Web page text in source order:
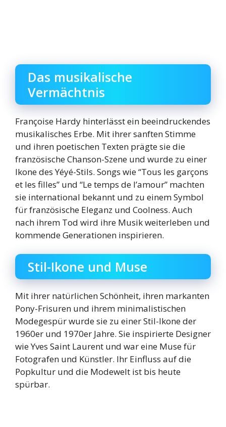
Das musikalische
Vermächtnis
Françoise Hardy hinterlässt ein beeindruckendes
musikalisches Erbe. Mit ihrer sanften Stimme
und ihren poetischen Texten prägte sie die
französische Chanson-Szene und wurde zu einer
Ikone des Yéyé-Stils. Songs wie “Tous les garçons
et les filles” und “Le temps de l’amour” machten
sie international bekannt und zu einem Symbol
für französische Eleganz und Coolness. Auch
nach ihrem Tod wird ihre Musik weiterleben und
kommende Generationen inspirieren.
Stil-Ikone und Muse
Mit ihrer natürlichen Schönheit, ihren markanten
Pony-Frisuren und ihrem minimalistischen
Modegespür wurde sie zu einer Stil-Ikone der
1960er und 1970er Jahre. Sie inspirierte Designer
wie Yves Saint Laurent und war eine Muse für
Fotografen und Künstler. Ihr Einfluss auf die
Popkultur und die Modewelt ist bis heute
spürbar.